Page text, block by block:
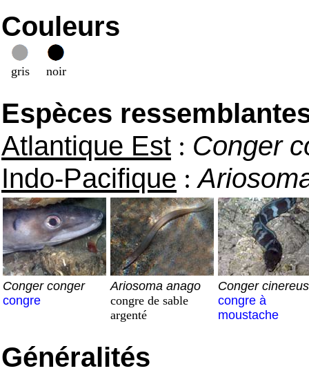
Couleurs
gris noir
Espèces
Atlantique Est : Conger
Indo-Pacifique :
Conger conger
congre
Ariosoma anago
congre de sable
argenté
Conger cinereus
congre à
moustache
Généralités